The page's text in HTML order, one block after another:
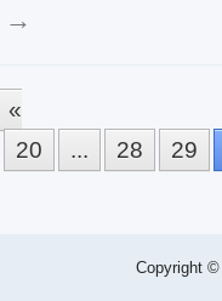
→
«
20 ... 28
29
Copyright ©